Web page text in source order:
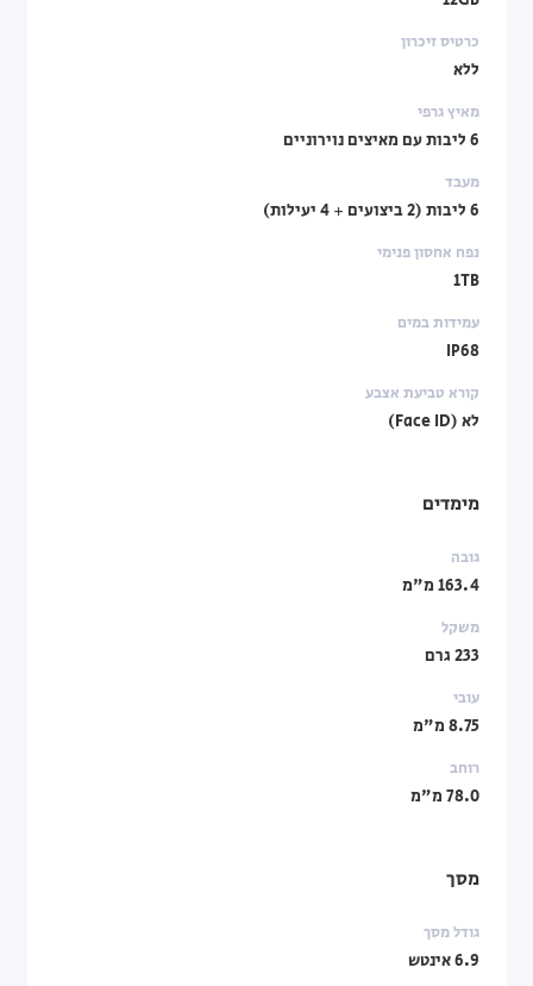
כרטיס זיכרון
ללא
מאיץ גרפי
6 ליבות עם מאיצים נוירוניים
מעבד
6 ליבות (2 ביצועים + 4 יעילות)
נפח אחסון פנימי
1TB
עמידות במים
IP68
קורא טביעת אצבע
לא (Face ID)
מימדים
גובה
163.4 מ"מ
משקל
233 גרם
עובי
8.75 מ"מ
רוחב
78.0 מ"מ
מסך
גודל מסך
6.9 אינטש